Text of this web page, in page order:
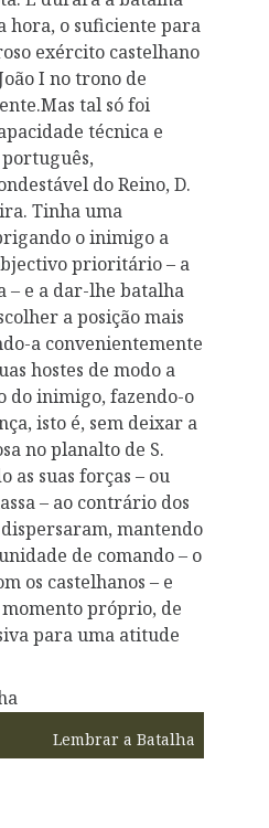
hora, o suficiente para
exército castelhano
I no trono de
tal só foi
técnica e
do Reino, D.
Tinha uma
o inimigo a
prioritário – a
– e a dar-lhe batalha
a posição mais
a convenientemente
hostes de modo a
do inimigo, fazendo-o
isto é, sem deixar a
no planalto de S.
as suas forças – ou
– ao contrário dos
mantendo
de comando – o
os castelhanos – e
momento próprio, de
para uma atitude
Lembrar a Batalha